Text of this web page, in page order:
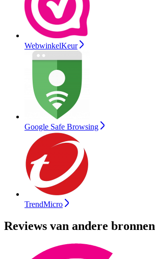
WebwinkelKeur
Google Safe Browsing
TrendMicro
Reviews van andere bronnen